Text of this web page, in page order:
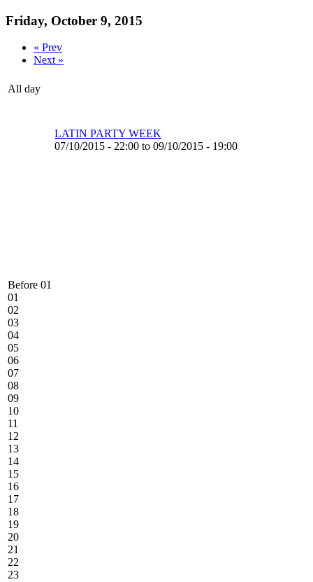
Friday, October 9, 2015
« Prev
Next »
All day
Before 01
01
02
03
04
05
06
07
08
09
10
11
12
13
14
15
16
17
18
19
20
21
22
23
LATIN PARTY WEEK
07/10/2015 - 22:00 to 09/10/2015 - 19:00